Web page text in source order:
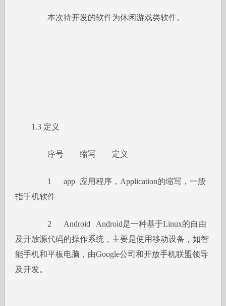
本次待开发的软件为休闲游戏类软件。
1.3 定义
序号 缩写 定义
1 app 应用程序，Application的缩写，一般
指手机软件
2 Android
Android是一种基于Linux的自由
及开放源代码的操作系统，主要是使用移动设备，如智
能手机和平板电脑，由Google公司和开放手机联盟领导
及开发。